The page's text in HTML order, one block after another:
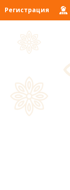
Регистрация